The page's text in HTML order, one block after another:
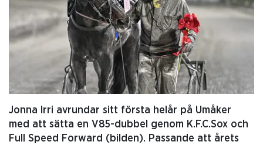
Jonna Irri avrundar sitt första helår på Umåker
med att sätta en V85-dubbel genom K.F.C.Sox och
Full Speed Forward (bilden). Passande att årets